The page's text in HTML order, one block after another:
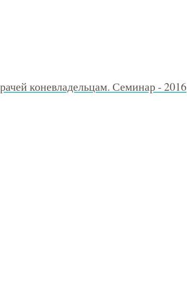
коневладельцам. Семинар - 2016